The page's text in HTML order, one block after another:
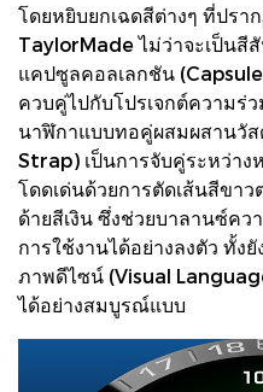
โดยหยิบยกเฉดสีต่างๆ ที่ปรา
TaylorMade ไม่ว่าจะเป็นสี
แคปซูลคอลเลกชัน
ควบคู่ไปกับโปรเจกต์ความร่
นาฬิกาแบบทอคู่ผสมผสานวั
Strap) เป็นการจับคู่ระหว่าง
โดดเด่นด้วยการตัดเส้นสีขาว
ด้ายสีเงิน ซึ่งช่วยบาลานซ์คว
การใช้งานได้อย่างลงตัว ทั้ง
ภาพดีไซน์ (Visual
ได้อย่างสมบูรณ์แบบ